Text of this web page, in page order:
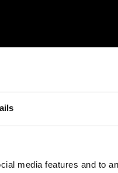
media features and to